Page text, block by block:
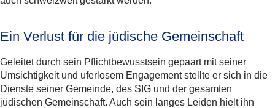
Ein Verlust für die jüdische Gemeinschaft
Geleitet durch sein Pflichtbewusstsein gepaart mit seiner
Umsichtigkeit und uferlosem Engagement stellte er sich in die
Dienste seiner Gemeinde, des SIG und der gesamten
jüdischen Gemeinschaft. Auch sein langes Leiden hielt ihn